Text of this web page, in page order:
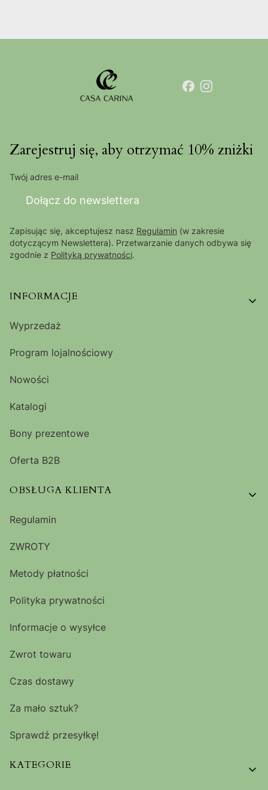
Zarejestruj się, aby otrzymać 10% zniżki
Twój adres e-mail
Dołącz do newslettera
Zapisując się, akceptujesz nasz Regulamin (w zakresie
dotyczącym Newslettera). Przetwarzanie danych odbywa się
zgodnie z Polityką prywatności.
Linki w stopce
INFORMACJE
Wyprzedaż
Program lojalnościowy
Nowości
Katalogi
Bony prezentowe
Oferta B2B
OBSŁUGA KLIENTA
Regulamin
ZWROTY
Metody płatności
Polityka prywatności
Informacje o wysyłce
Zwrot towaru
Czas dostawy
Za mało sztuk?
Sprawdź przesyłkę!
KATEGORIE